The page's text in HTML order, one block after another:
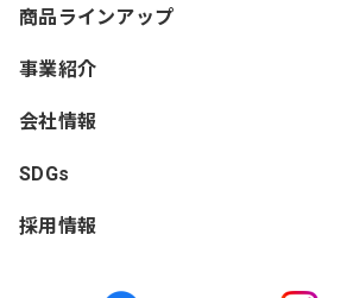
商品ラインアップ
事業紹介
会社情報
SDGs
採用情報